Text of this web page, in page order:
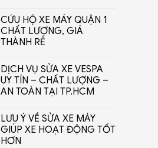
CỨU HỘ XE MÁY QUẬN 1
CHẤT LƯỢNG, GIÁ
THÀNH RẺ
DỊCH VỤ SỬA XE VESPA
UY TÍN – CHẤT LƯỢNG –
AN TOÀN TẠI TP.HCM
LƯU Ý VỀ SỬA XE MÁY
GIÚP XE HOẠT ĐỘNG TỐT
HƠN